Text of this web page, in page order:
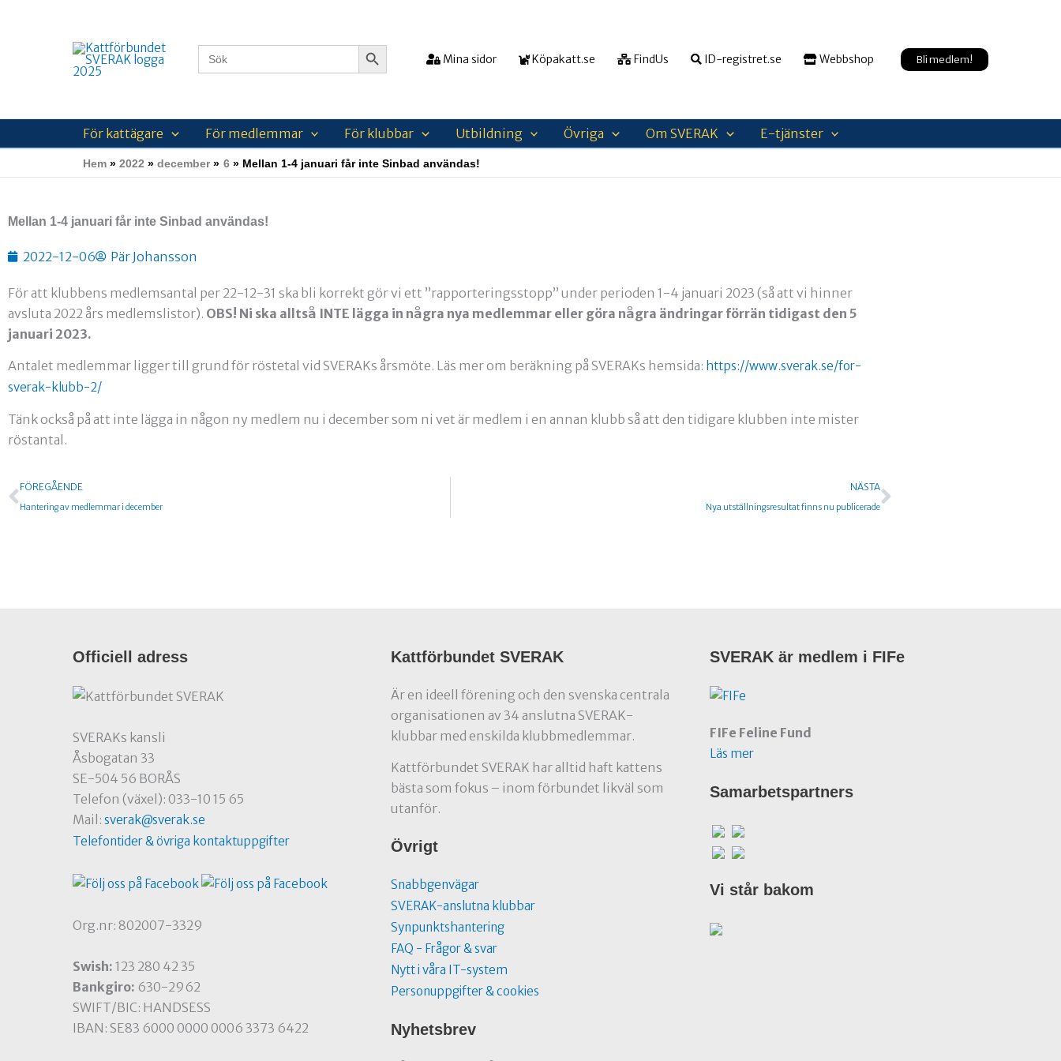
Sök
efter:
Sökknapp
Mina sidor
Köpakatt.se FindUs ID-registret.se Webbshop Bli medlem!
För kattägare För medlemmar För klubbar Utbildning Övriga Om SVERAK E-tjänster
Hem 2022 december 6 Mellan 1-4 januari får inte Sinbad användas!
Mellan 1-4 januari får inte Sinbad användas!
2022-12-06 Pär Johansson
För att klubbens medlemsantal per 22-12-31 ska bli korrekt gör vi ett ”rapporteringsstopp” under perioden 1-4 januari 2023 (så att vi hinner
avsluta 2022 års medlemslistor). OBS! Ni ska alltså INTE lägga in några nya medlemmar eller göra några ändringar förrän tidigast den 5
januari 2023.
Antalet medlemmar ligger till grund för röstetal vid SVERAKs årsmöte. Läs mer om beräkning på SVERAKs hemsida: https://www.sverak.se/for-
sverak-klubb-2/
Tänk också på att inte lägga in någon ny medlem nu i december som ni vet är medlem i en annan klubb så att den tidigare klubben inte mister
röstantal.
Föregående
FÖREGÅENDE
Hantering av medlemmar i december
NÄSTA
Nya utställningsresultat finns nu publicerade
Nästa
Officiell adress
SVERAKs kansli
Åsbogatan 33
SE-504 56 BORÅS
Telefon (växel): 033-10 15 65
Mail: sverak@sverak.se
Telefontider & övriga kontaktuppgifter
Org.nr: 802007-3329
Swish: 123 280 42 35
Bankgiro: 630-2962
SWIFT/BIC: HANDSESS
IBAN: SE83 6000 0000 0006 3373 6422
Kattförbundet SVERAK
Är en ideell förening och den svenska centrala
organisationen av 34 anslutna SVERAK-
klubbar med enskilda klubbmedlemmar.
Kattförbundet SVERAK har alltid haft kattens
bästa som fokus – inom förbundet likväl som
utanför.
Övrigt
Snabbgenvägar
SVERAK-anslutna klubbar
Synpunktshantering
FAQ - Frågor & svar
Nytt i våra IT-system
Personuppgifter & cookies
Nyhetsbrev
SVERAK är medlem i FIFe
FIFe Feline Fund
Läs mer
Samarbetspartners
Vi står bakom